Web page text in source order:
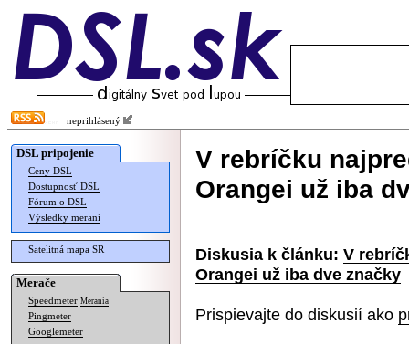
neprihlásený
DSL pripojenie
Ceny DSL
Dostupnosť DSL
Fórum o DSL
Výsledky meraní
Satelitná mapa SR
Merače
Speedmeter Merania
Pingmeter
Googlemeter
V rebríčku
Orangei už iba
Diskusia k článku: V
Orangei už iba dve značky
Prispievajte do diskusií ako